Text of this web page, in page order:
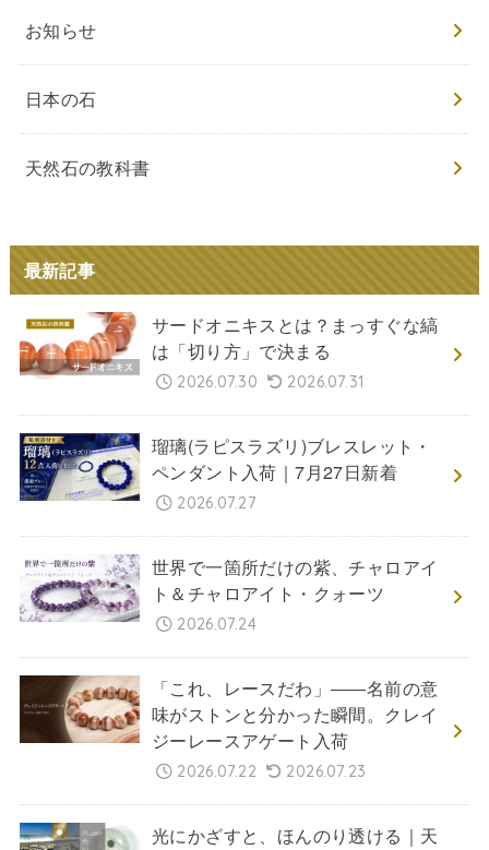
お知らせ
日本の石
天然石の教科書
最新記事
サードオニキスとは？まっすぐな縞
は「切り方」で決まる
2026.07.30 2026.07.31
瑠璃(ラピスラズリ)ブレスレット・
ペンダント入荷｜7月27日新着
2026.07.27
世界で一箇所だけの紫、チャロアイ
ト＆チャロアイト・クォーツ
2026.07.24
「これ、レースだわ」――名前の意
味がストンと分かった瞬間。クレイ
ジーレースアゲート入荷
2026.07.22 2026.07.23
光にかざすと、ほんのり透ける｜天